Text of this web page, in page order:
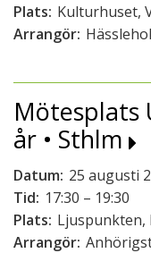
Plats: Kulturhuset,
Arrangör:
Mötesplats
år • Sthlm
Datum: 25 augusti
Tid: 17:30 – 19:30
Plats:
Arrangör: